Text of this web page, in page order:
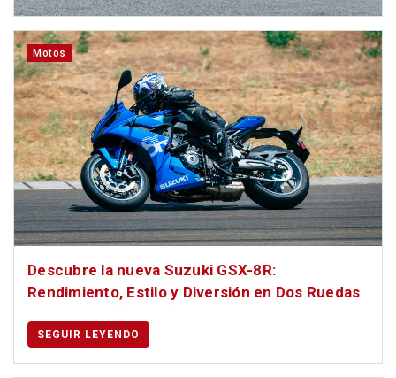
Motos
Descubre la nueva Suzuki GSX-8R:
Rendimiento, Estilo y Diversión en Dos Ruedas
SEGUIR LEYENDO